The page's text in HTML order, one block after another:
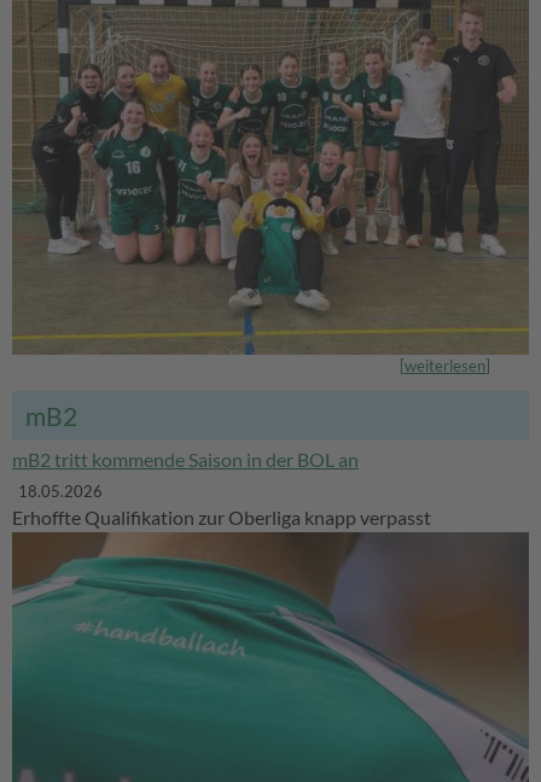
[weiterlesen]
mB2
mB2 tritt kommende Saison in der BOL an
18.05.2026
Erhoffte Qualifikation zur Oberliga knapp verpasst